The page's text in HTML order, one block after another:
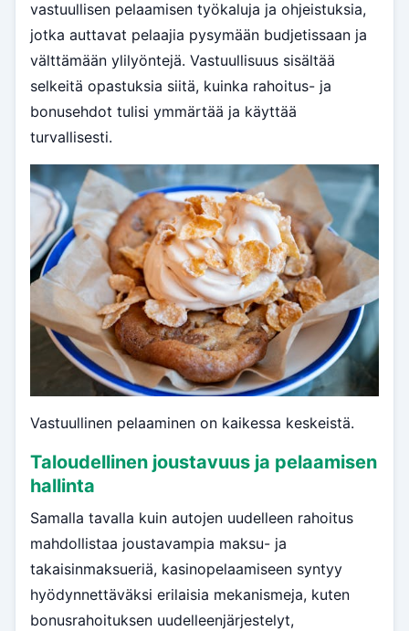
vastuullisen pelaamisen työkaluja ja ohjeistuksia,
jotka auttavat pelaajia pysymään budjetissaan ja
välttämään ylilyöntejä. Vastuullisuus sisältää
selkeitä opastuksia siitä, kuinka rahoitus- ja
bonusehdot tulisi ymmärtää ja käyttää
turvallisesti.
Vastuullinen pelaaminen on kaikessa keskeistä.
Taloudellinen joustavuus ja pelaamisen
hallinta
Samalla tavalla kuin autojen uudelleen rahoitus
mahdollistaa joustavampia maksu- ja
takaisinmaksueriä, kasinopelaamiseen syntyy
hyödynnettäväksi erilaisia mekanismeja, kuten
bonusrahoituksen uudelleenjärjestelyt,